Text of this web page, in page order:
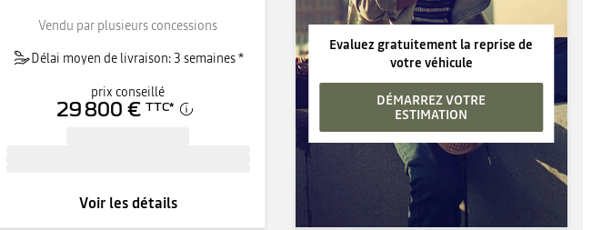
Vendu par plusieurs concessions
Délai moyen de livraison: 3 semaines *
prix conseillé
29 800 € TTC*
Voir les détails
Evaluez gratuitement la reprise de
votre véhicule
DÉMARREZ VOTRE
ESTIMATION